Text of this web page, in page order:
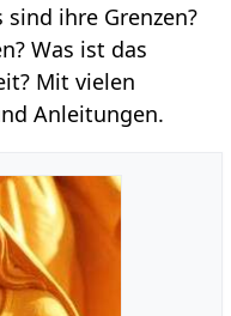
ihre Grenzen?
Was ist das
Mit vielen
Anleitungen.